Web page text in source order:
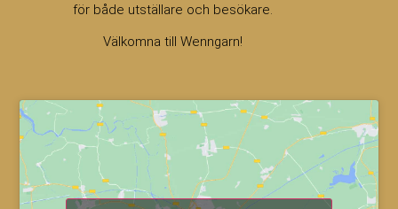
för både utställare och besökare.
Välkomna till Wenngarn!